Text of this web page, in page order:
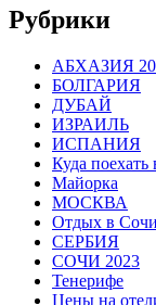
Рубрики
АБХАЗИЯ
БОЛГАРИЯ
ДУБАЙ
ИЗРАИЛЬ
ИСПАНИЯ
Куда поехать
Майорка
МОСКВА
Отдых в Сочи
СЕРБИЯ
СОЧИ 2023
Тенерифе
Цены на